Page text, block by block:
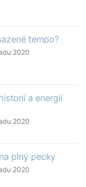
tempo?
2020
a energií
2020
plný pecky
2020